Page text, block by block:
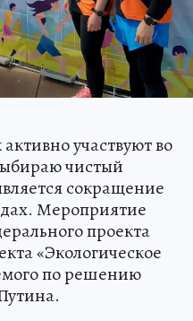
участвуют во
чистый
сокращение
Мероприятие
проекта
«Экологическое
по решению